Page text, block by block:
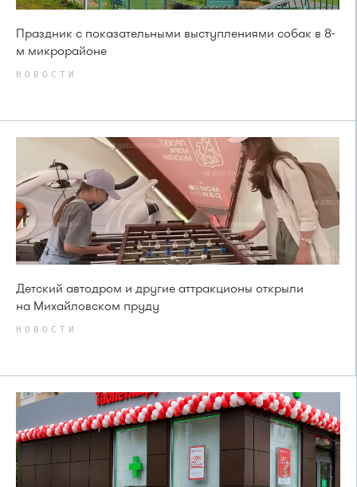
Праздник с показательными выступлениями собак в 8-
м микрорайоне
НОВОСТИ
Детский автодром и другие аттракционы открыли
на Михайловском пруду
НОВОСТИ